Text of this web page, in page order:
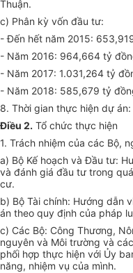
Thuận.
c) Phân kỳ vốn đầu tư:
- Đến hết năm 2015:
- Năm 2016: 964,664 tỷ
- Năm 2017: 1.031,264 tỷ
- Năm 2018: 585,679 tỷ
8. Thời gian thực hiện dự
Điều 2. Tổ chức thực hiện
1. Trách nhiệm của các Bộ,
a) Bộ Kế hoạch và Đầu tư:
và đánh giá đầu tư trong
cư.
b) Bộ Tài chính: Hướng dẫn
án theo quy định của pháp
c) Các Bộ: Công Thương,
nguyên và Môi trường và
phối hợp thực hiện với Ủy
năng, nhiệm vụ của mình.